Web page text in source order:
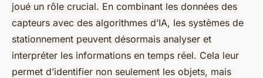
joué un rôle crucial. En combinant les données des
capteurs avec des algorithmes d’IA, les systèmes de
stationnement peuvent désormais analyser et
interpréter les informations en temps réel. Cela leur
permet d’identifier non seulement les objets, mais